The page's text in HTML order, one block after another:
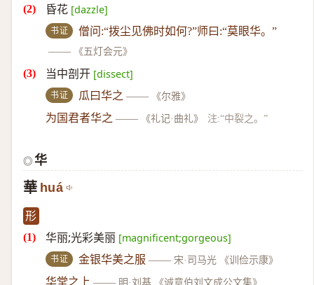
昏花 [dazzle]
书证
僧问:“拨尘见佛时如何?”师曰:“莫眼华。”
——
《五灯会元》
当中剖开 [dissect]
书证 瓜曰华之 —— 《尔雅》
为国君者华之 —— 《礼记·曲礼》 注:“中裂之。”
◎ 华
華 huá
形
华丽;光彩美丽 [magnificent;gorgeous]
书证 金银华美之服 —— 宋·司马光 《训俭示康》
华堂之上 —— 明·刘基 《诚意伯刘文成公文集》